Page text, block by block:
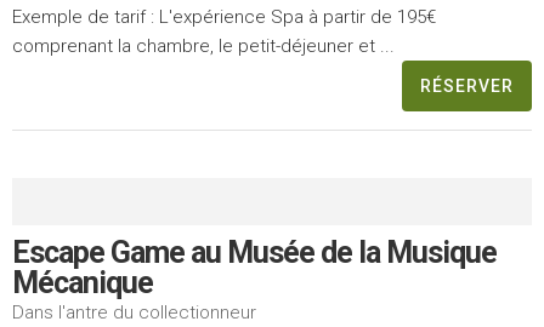
Exemple de tarif : L'expérience Spa à partir de 195€
comprenant la chambre, le petit-déjeuner et ...
RÉSERVER
Escape Game au Musée de la Musique
Mécanique
Dans l'antre du collectionneur